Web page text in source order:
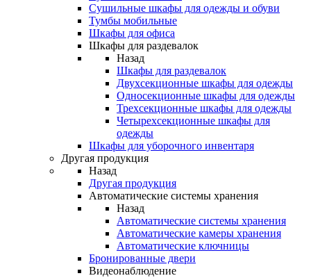
Сушильные шкафы для одежды и обуви
Тумбы мобильные
Шкафы для офиса
Шкафы для раздевалок
Назад
Шкафы для раздевалок
Двухсекционные шкафы для одежды
Односекционные шкафы для одежды
Трехсекционные шкафы для одежды
Четырехсекционные шкафы для
одежды
Шкафы для уборочного инвентаря
Другая продукция
Назад
Другая продукция
Автоматические системы хранения
Назад
Автоматические системы хранения
Автоматические камеры хранения
Автоматические ключницы
Бронированные двери
Видеонаблюдение